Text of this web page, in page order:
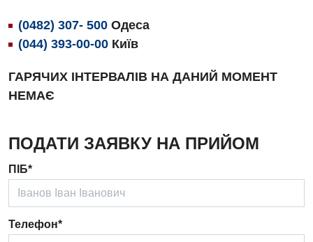
Гастроентерологія
Гінекологічне відділення
Дерматовенерологія
Дієтологія
Ендокринологія
Кардіологія
(0482) 307- 500 Одеса
(044) 393-00-00 Київ
ГАРЯЧИХ ІНТЕРВАЛІВ НА ДАНИЙ МОМЕНТ
НЕМАЄ
ПОДАТИ ЗАЯВКУ НА ПРИЙОМ
ПІБ*
Телефон*